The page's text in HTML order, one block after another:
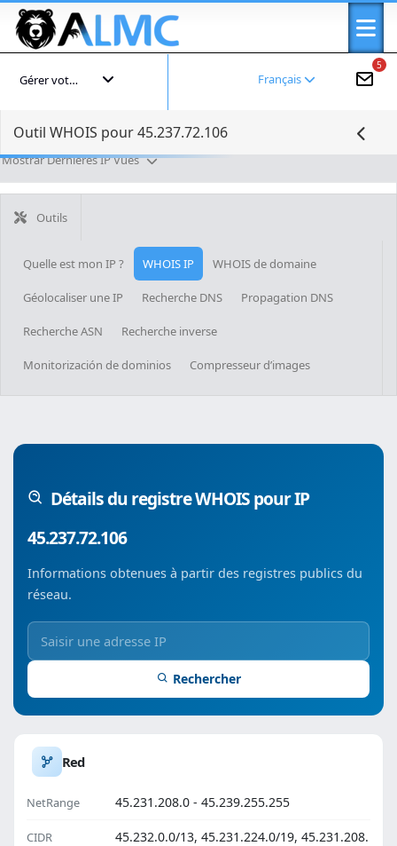
5
Français
Gérer votre compte
Outil WHOIS pour 45.237.72.106
Mostrar Dernières IP Vues
Outils
Quelle est mon IP ? WHOIS IP WHOIS de domaine
Géolocaliser une IP Recherche DNS Propagation DNS
Recherche ASN Recherche inverse
Monitorización de dominios Compresseur d’images
Détails du registre WHOIS pour IP
45.237.72.106
Informations obtenues à partir des registres publics du
réseau.
Rechercher
Red
NetRange 45.231.208.0 - 45.239.255.255
CIDR
45.232.0.0/13, 45.231.224.0/19, 45.231.208.